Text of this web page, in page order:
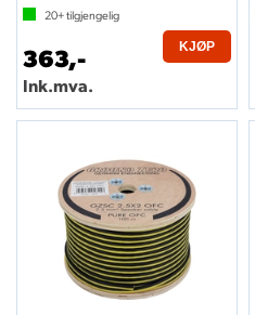
20+tilgjengelig
363,-
Ink.mva.
KJØP